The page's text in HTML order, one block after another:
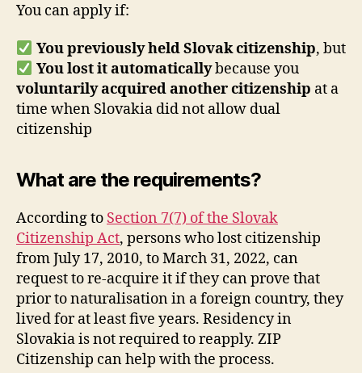
You can apply if:
You previously held Slovak citizenship, but
You lost it automaticallybecause you
voluntarily acquired another citizenship at a
time when Slovakia did not allow dual
citizenship
What are the requirements?
According to Section 7(7) of the Slovak
Citizenship Act, persons who lost citizenship
from July 17, 2010, to March 31, 2022, can
request to re-acquire it if they can prove that
prior to naturalisation in a foreign country, they
lived for at least five years. Residency in
Slovakia is not required to reapply. ZIP
Citizenship can help with the process.